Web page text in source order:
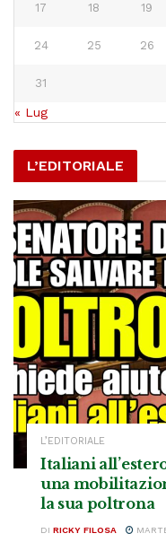
17 18 19
24 25 26
31
« Lug
L’EDITORIALE
L’EDITORIALE
Italiani
una
la sua poltrona
DI RICKY FILOSA